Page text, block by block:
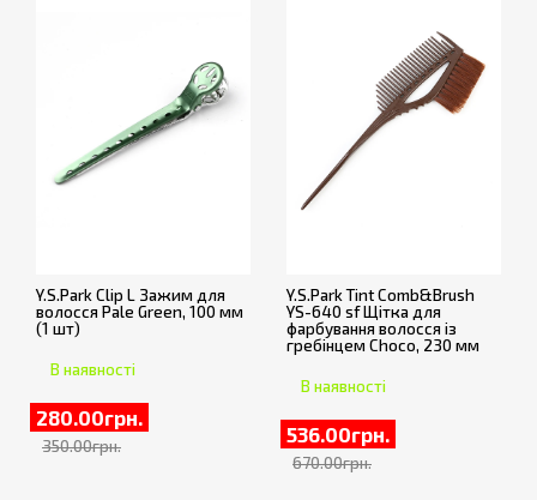
Y.S.Park Clip L Зажим для
волосся Pale Green, 100 мм
(1 шт)
В наявності
280.00грн.
350.00грн.
Y.S.Park Tint Comb&Brush
YS-640 sf Щітка для
фарбування волосся із
гребінцем Choco, 230 мм
В наявності
536.00грн.
670.00грн.